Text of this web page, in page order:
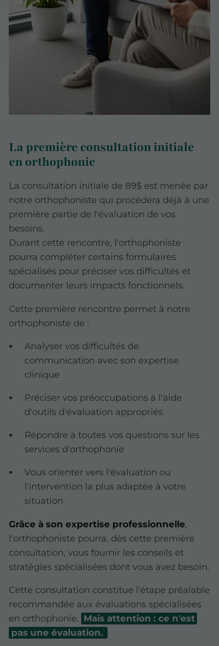
La première consultation initiale
en orthophonie
La consultation initiale de 89$ est menée par
notre orthophoniste qui procédera déjà à une
première partie de l'évaluation de vos
besoins.
Durant cette rencontre, l'orthophoniste
pourra compléter certains formulaires
spécialisés pour préciser vos difficultés et
documenter leurs impacts fonctionnels.
Cette première rencontre permet à notre
orthophoniste de :
Analyser vos difficultés de
communication avec son expertise
clinique
Préciser vos préoccupations à l'aide
d'outils d'évaluation appropriés
Répondre à toutes vos questions sur les
services d'orthophonie
Vous orienter vers l'évaluation ou
l'intervention la plus adaptée à votre
situation
Grâce à son expertise professionnelle,
l'orthophoniste pourra, dès cette première
consultation, vous fournir les conseils et
stratégies spécialisées dont vous avez besoin.
Cette consultation constitue l'étape préalable
recommandée aux évaluations spécialisées
en orthophonie. Mais attention : ce n'est
pas une évaluation.